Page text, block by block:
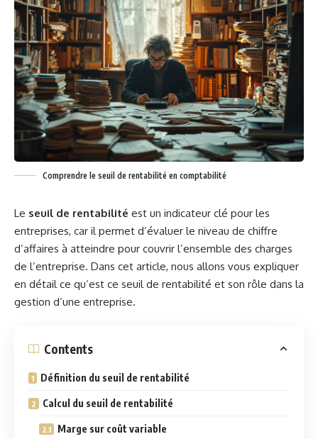
Comprendre le seuil de rentabilité en comptabilité
Le seuil de rentabilité est un indicateur clé pour les
entreprises, car il permet d’évaluer le niveau de chiffre
d’affaires à atteindre pour couvrir l’ensemble des charges
de l’entreprise. Dans cet article, nous allons vous expliquer
en détail ce qu’est ce seuil de rentabilité et son rôle dans la
gestion d’une entreprise.
Contents
Définition du seuil de rentabilité
Calcul du seuil de rentabilité
Marge sur coût variable